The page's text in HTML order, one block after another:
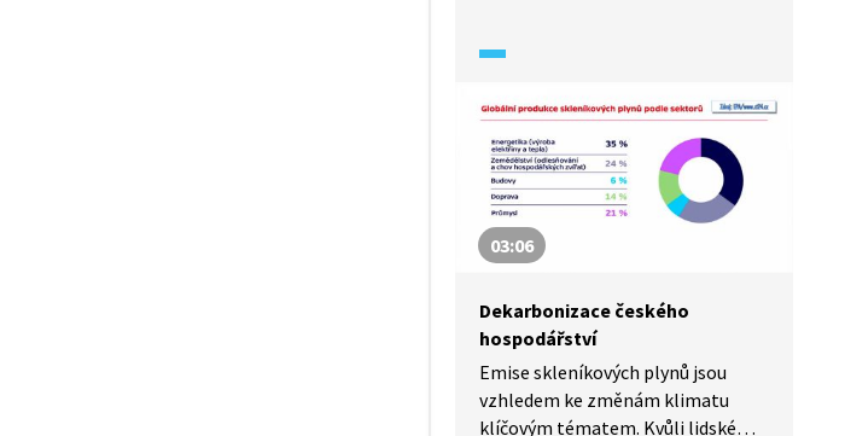
vyplatí? Odpovědi nalezneme
(2025).
03:06
Dekarbonizace českého
hospodářství
Emise skleníkových plynů jsou
vzhledem ke změnám klimatu
klíčovým tématem. Kvůli lidské